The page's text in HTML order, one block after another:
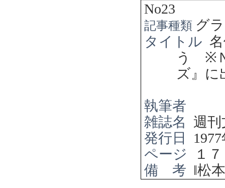
No23
記事種類 グ
タイトル
う ※
ズ』に
執筆者
雑誌名
週刊
発行日
1977
ページ
１
備 考 ‖松